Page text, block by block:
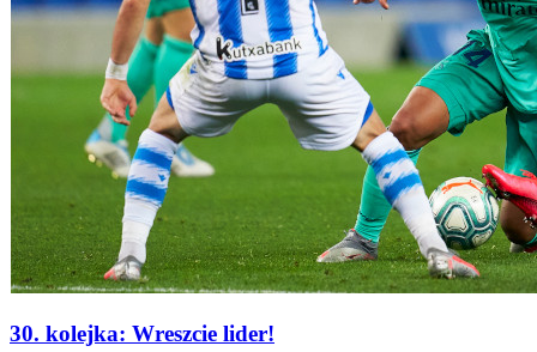
30. kolejka: Wreszcie lider!